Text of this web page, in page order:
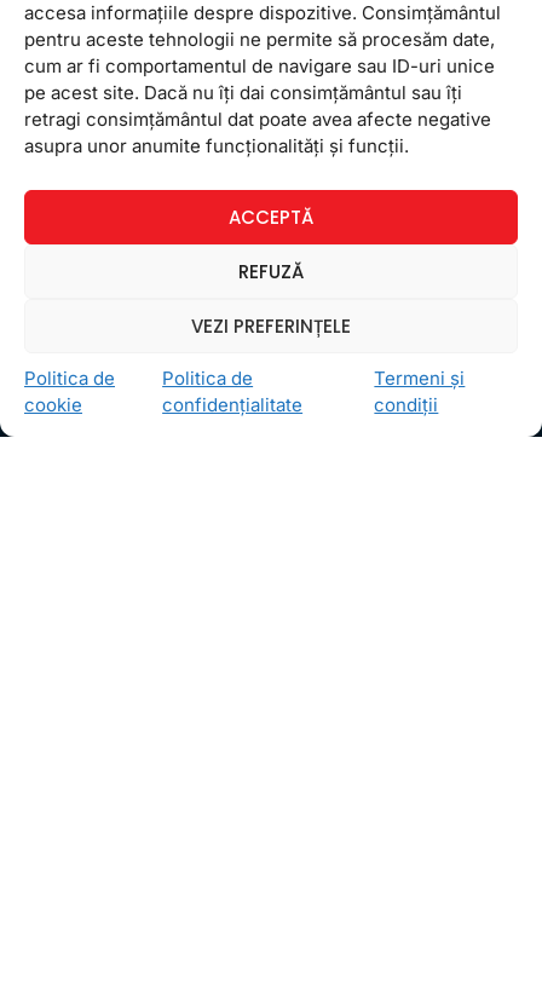
accesa informațiile despre dispozitive. Consimțământul
pentru aceste tehnologii ne permite să procesăm date,
cum ar fi comportamentul de navigare sau ID-uri unice
pe acest site. Dacă nu îți dai consimțământul sau îți
retragi consimțământul dat poate avea afecte negative
asupra unor anumite funcționalități și funcții.
ACCEPTĂ
REFUZĂ
VEZI PREFERINȚELE
Politica de
cookie
Politica de
confidențialitate
Termeni și
condiții
17 iunie 2015 Niciun comentariu
Ceea ce ne ghidează pe toţi cei din echipa FollowMe